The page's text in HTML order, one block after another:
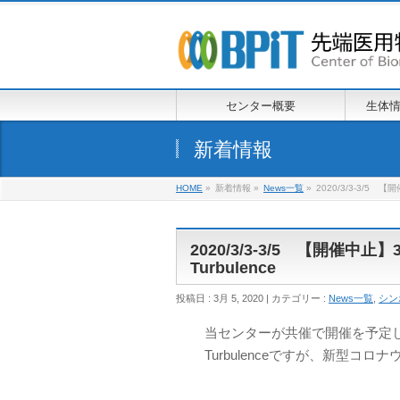
センター概要 生体
新着情報
HOME » 新着情報 » News一覧 » 2020/3/3-3/5 【開
2020/3/3-3/5 【開催中止
Turbulence
投稿日 : 3月 5, 2020 | カテゴリー : News一覧 シ
当センターが共催で開催を予定
Turbulenceですが、新型コロナ